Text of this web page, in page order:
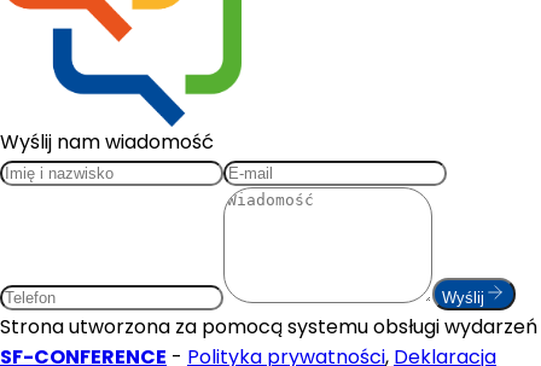
Wyślij nam wiadomość
Wyślij
Strona utworzona za pomocą systemu obsługi wydarzeń
SF-CONFERENCE - Polityka prywatności, Deklaracja